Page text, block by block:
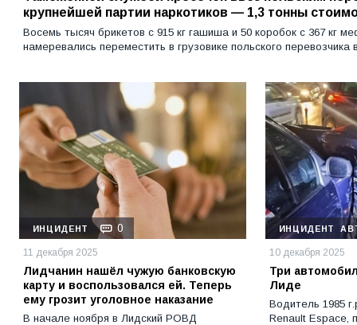
крупнейшей партии наркотиков — 1,3 тонны
Восемь тысяч брикетов с 915 кг гашиша и 50 коробок с 367 кг
намеревались переместить в грузовике польского
ИНЦИДЕНТ 0
11 декабря 2025
Лидчанин нашёл чужую банковскую
карту и воспользовался ей. Теперь
ему грозит уголовное наказание
В начале ноября в Лидский РОВД
ИНЦИДЕНТ
10 декабря 2025
Три
Лиде
Водитель 1985
Renault Espace,